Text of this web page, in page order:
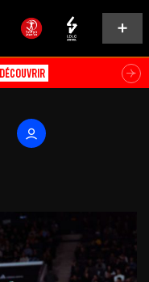
Découvrir